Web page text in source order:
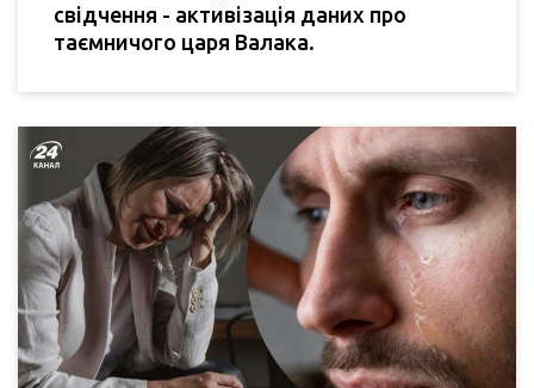
свідчення - активізація даних про
таємничого царя Валака.